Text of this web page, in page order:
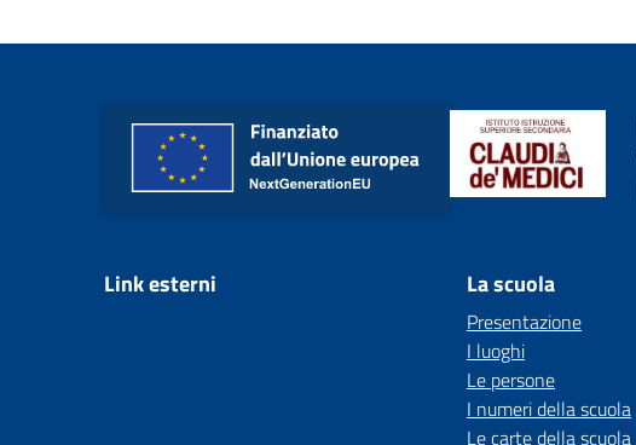
Link esterni La scuola
Presentazione
I luoghi
Le persone
I numeri della scuola
Le carte della scuola